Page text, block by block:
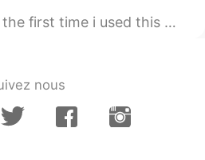
i wanted to learn japanese and chinese but ended...
nous